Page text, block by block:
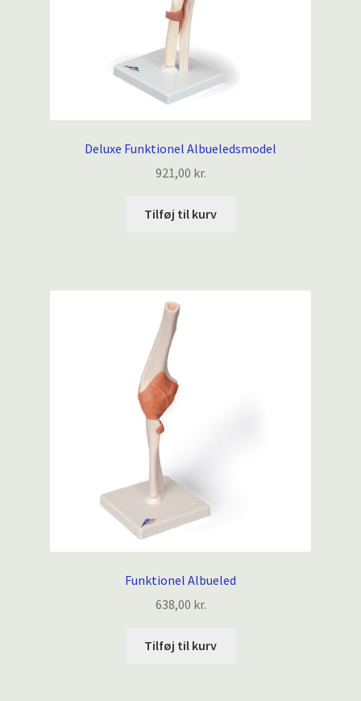
Deluxe Funktionel Albueledsmodel
921,00 kr.
Tilføj til kurv
Funktionel Albueled
638,00 kr.
Tilføj til kurv